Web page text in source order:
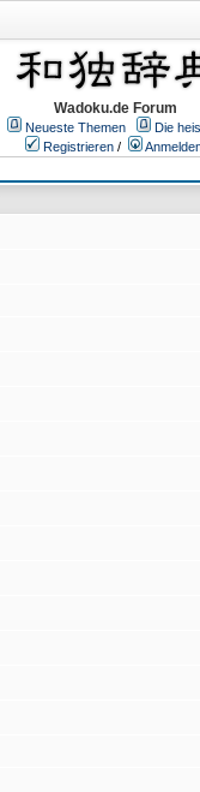
Wadoku.de Forum
Neueste Themen
Die
Registrieren /